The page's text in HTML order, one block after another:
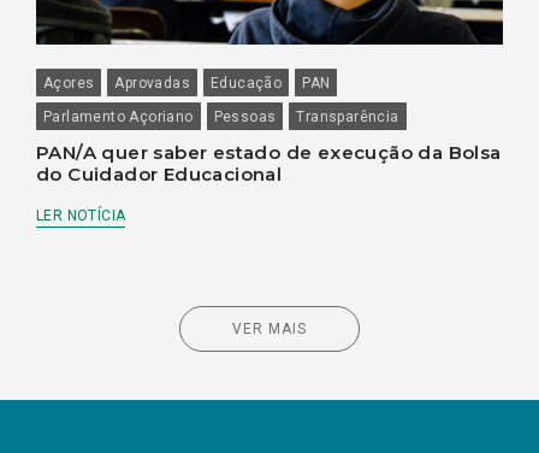
Açores Aprovadas Educação
PAN
Parlamento Açoriano
Pessoas Transparência
PAN/A quer saber estado de execução da Bolsa
do Cuidador Educacional
LER NOTÍCIA
VER MAIS